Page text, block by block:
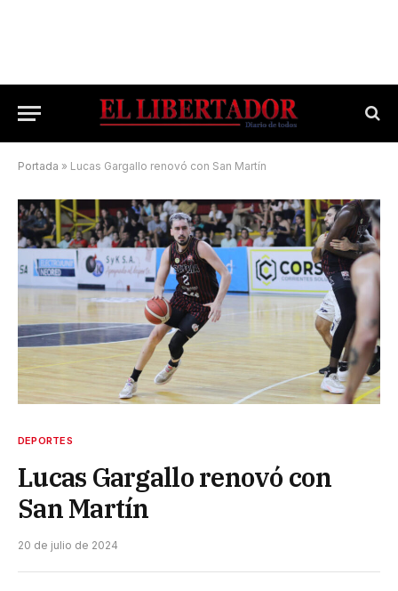
Portada » Lucas Gargallo renovó con San Martín
DEPORTES
Lucas Gargallo renovó con
San Martín
20 de julio de 2024